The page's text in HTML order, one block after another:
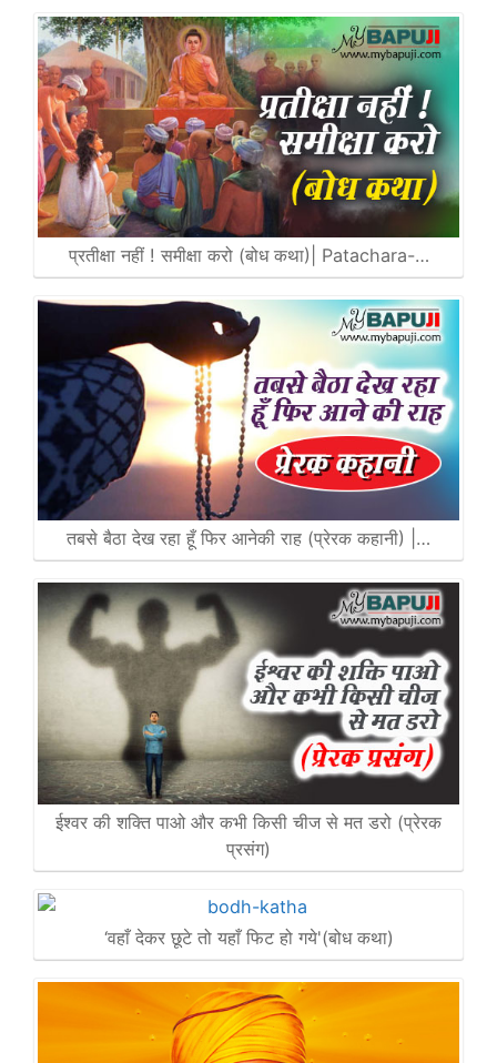
प्रतीक्षा नहीं ! समीक्षा करो (बोध कथा)| Patachara-…
तबसे बैठा देख रहा हूँ फिर आनेकी राह (प्रेरक कहानी) |…
ईश्वर की शक्ति पाओ और कभी किसी चीज से मत डरो (प्रेरक
प्रसंग)
‘वहाँ देकर छूटे तो यहाँ फिट हो गये'(बोध कथा)